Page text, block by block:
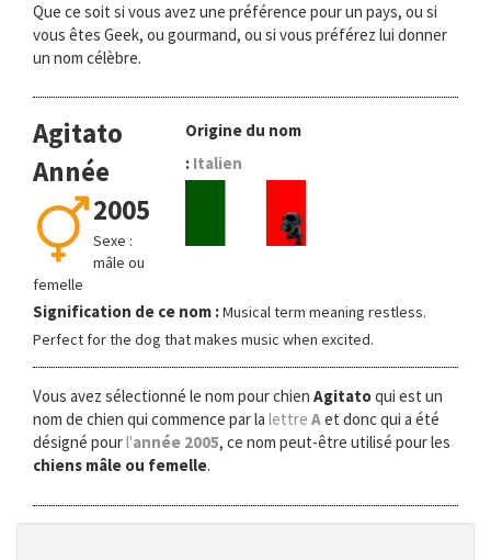
Que ce soit si vous avez une préférence pour un pays, ou si
vous êtes Geek, ou gourmand, ou si vous préférez lui donner
un nom célèbre.
Agitato
Année
2005
Sexe :
mâle ou
femelle
Origine du nom
: Italien
Signification de ce nom :Musical term meaning restless.
Perfect for the dog that makes music when excited.
Vous avez sélectionné le nom pour chien Agitatoqui est un
nom de chien qui commence par la lettre Aet donc qui a été
désigné pourl'année 2005, ce nom peut-être utilisé pour les
chiens mâle ou femelle.